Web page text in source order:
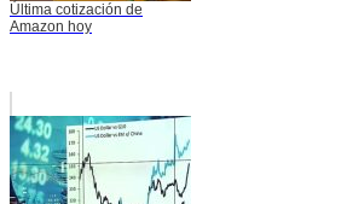
Última cotización de
Amazon hoy